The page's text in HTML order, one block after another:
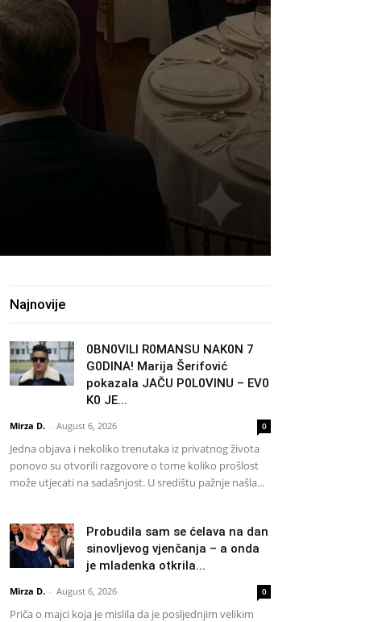
Najnovije
0BN0VlLl R0MANSU NAK0N 7
G0DlNA! Marija Šerifović
pokazala JAČU P0L0VINU – EV0
K0 JE...
Mirza D. - August 6, 2026 0
Jedna objava i nekoliko trenutaka iz privatnog života
ponovo su otvorili razgovore o tome koliko prošlost
može utjecati na sadašnjost. U središtu pažnje našla...
Probudila sam se ćelava na dan
sinovljevog vjenčanja – a onda
je mladenka otkrila...
Mirza D. - August 6, 2026 0
Priča o majci koja je mislila da je posljednjim velikim